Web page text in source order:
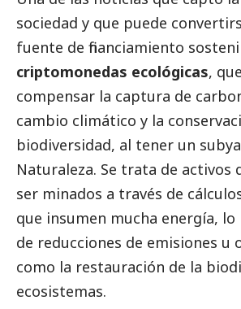
sociedad y que puede
fuente de financiamiento
criptomonedas ecológicas,
compensar la captura de
cambio climático y la
biodiversidad, al tener un
Naturaleza. Se trata de activos
ser minados a través de
que insumen mucha energía, lo
de reducciones de emisiones u
como la restauración de la
ecosistemas.